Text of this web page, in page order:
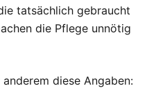
tatsächlich gebraucht
die Pflege unnötig
diese Angaben: